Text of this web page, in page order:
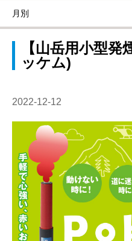
月別
【山岳用小型
ッケム)
2022-12-12